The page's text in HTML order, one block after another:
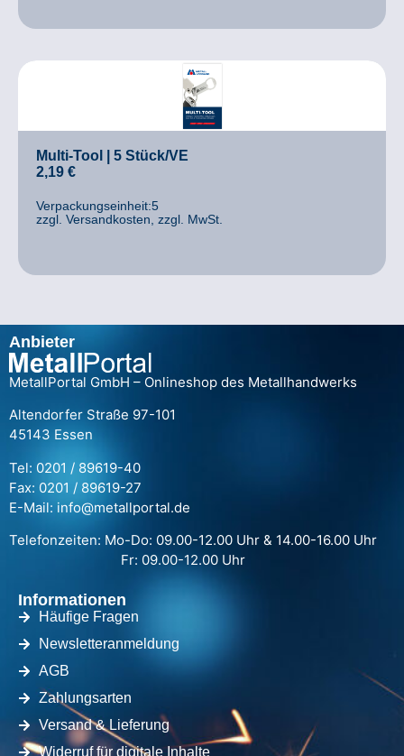
Multi-Tool | 5 Stück/VE
2,19 €
Verpackungseinheit:5
zzgl. Versandkosten, zzgl. MwSt.
Anbieter
MetallPortal GmbH – Onlineshop des Metallhandwerks
Altendorfer Straße 97-101
45143 Essen
Tel: 0201 / 89619-40
Fax: 0201 / 89619-27
E-Mail: info@metallportal.de
Telefonzeiten: Mo-Do: 09.00-12.00 Uhr & 14.00-16.00 Uhr
Fr: 09.00-12.00 Uhr
Informationen
Häufige Fragen
Newsletteranmeldung
AGB
Zahlungsarten
Versand & Lieferung
Widerruf für digitale Inhalte